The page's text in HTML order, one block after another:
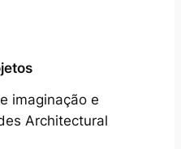
imaginação e
Architectural